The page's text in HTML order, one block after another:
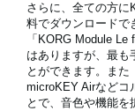
さらに、全ての方に
料でダウンロードで
「KORG Module Le
はありますが、最も
とができます。ま
microKEY Airなどコ
とで、音色や機能を